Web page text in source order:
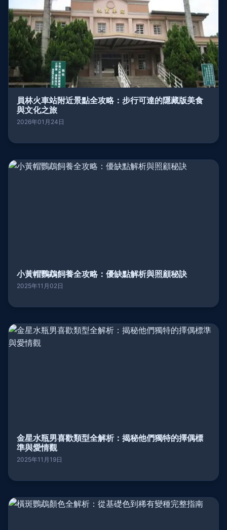
員林火車站附近景點全攻略：步行可達的隱藏版美食
與文化之旅
2026年01月24日
小黃帽鸚鵡飼養全攻略：優缺點解析與照顧秘訣
2025年11月02日
金星水瓶男喜歡類型全解析：揭秘他們獨特的擇偶標
準與愛情觀
2025年11月19日